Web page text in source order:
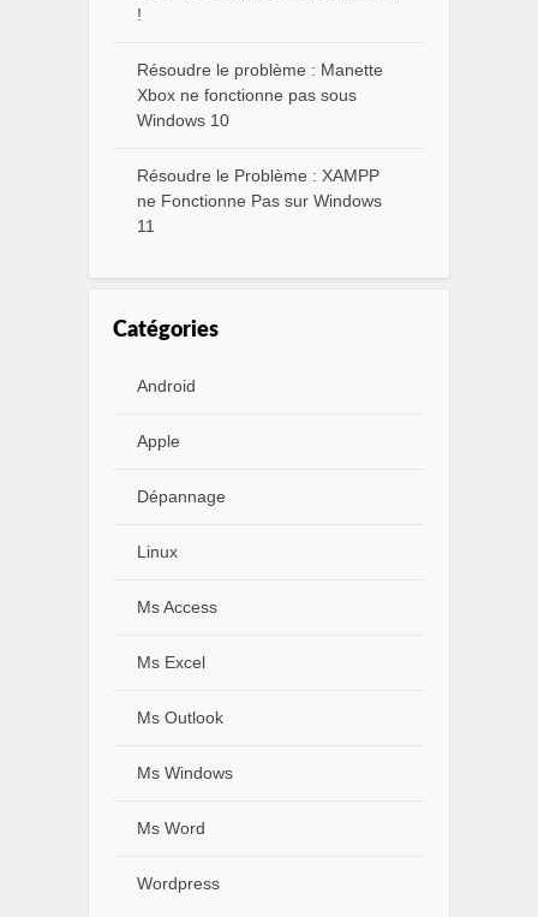
!
Résoudre le problème : Manette
Xbox ne fonctionne pas sous
Windows 10
Résoudre le Problème : XAMPP
ne Fonctionne Pas sur Windows
11
Catégories
Android
Apple
Dépannage
Linux
Ms Access
Ms Excel
Ms Outlook
Ms Windows
Ms Word
Wordpress